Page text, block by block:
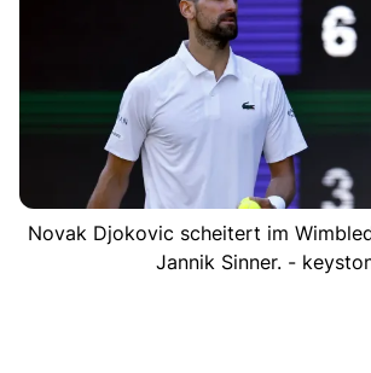
Novak Djokovic scheitert im
Jannik Sinner. -